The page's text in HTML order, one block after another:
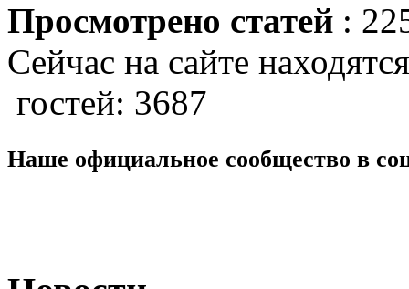
Просмотрено статей :
Сейчас на сайте
гостей: 3687
Наше официальное сообщество в